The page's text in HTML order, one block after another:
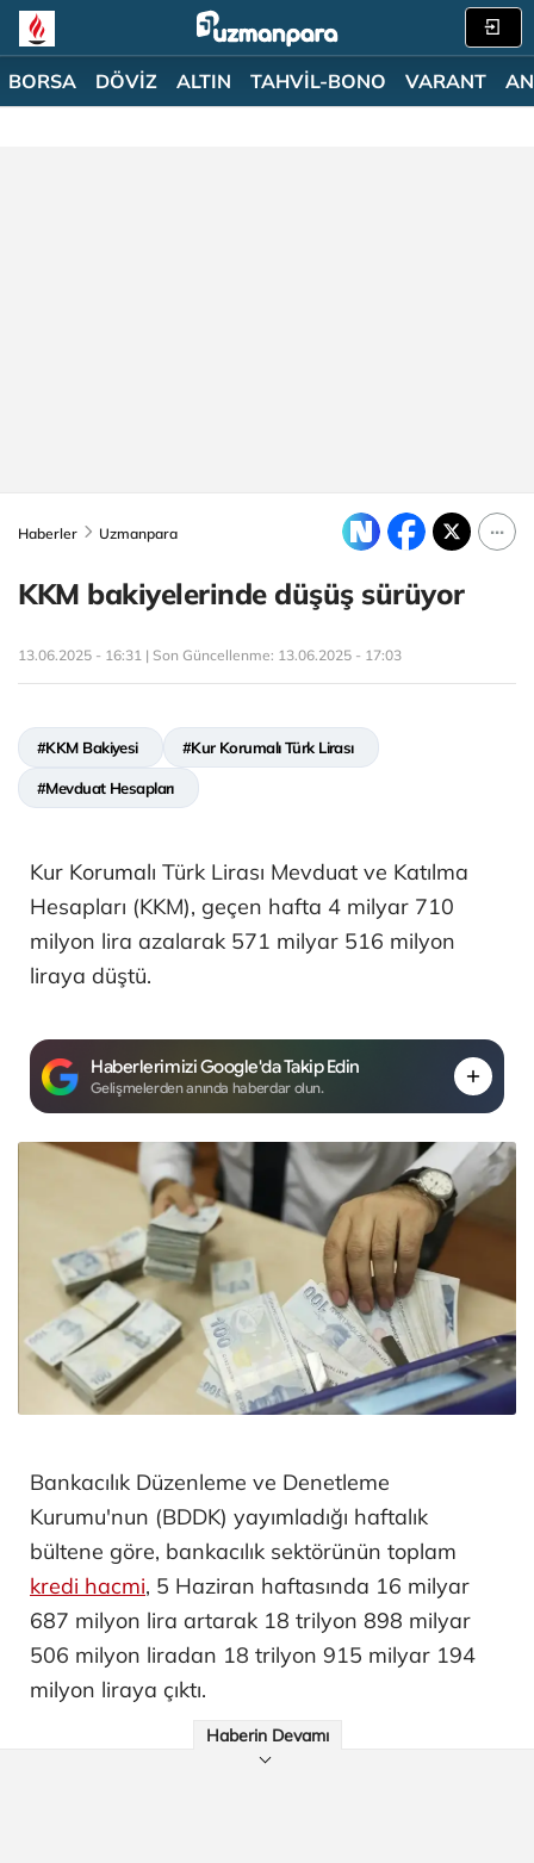
BORSA DÖVİZ ALTIN TAHVİL-BONO VARANT
Haberler Uzmanpara
KKM bakiyelerinde düşüş sürüyor
13.06.2025 - 16:31 | Son Güncellenme: 13.06.2025 - 17:03
#KKM Bakiyesi #Kur Korumalı Türk Lirası
#Mevduat Hesapları
Kur Korumalı Türk Lirası Mevduat ve Katılma
Hesapları (KKM), geçen hafta 4 milyar 710
milyon lira azalarak 571 milyar 516 milyon
liraya düştü.
Haberlerimizi Google'da Takip Edin
Gelişmelerden anında haberdar olun.
Bankacılık Düzenleme ve Denetleme
Kurumu'nun (BDDK) yayımladığı haftalık
bültene göre, bankacılık sektörünün toplam
kredi hacmi, 5 Haziran haftasında 16 milyar
687 milyon lira artarak 18 trilyon 898 milyar
506 milyon liradan 18 trilyon 915 milyar 194
milyon liraya çıktı.
Haberin Devamı